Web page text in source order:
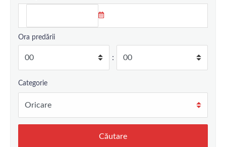
Ora predării
:
Categorie